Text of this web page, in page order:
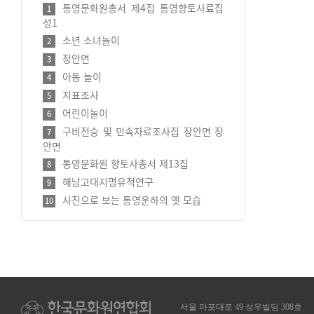
1
통영문화원총서 제4집 통영향토사료집
성1
2 소년 소녀놀이
3 장안면
4 아동 놀이
5 지표조사
6 어린이놀이
7
구비전승 및 민속자료조사집 장안면 장
안면
8 통영문화원 향토사총서 제13집
9 해남고대지명유적연구
10 사진으로 보는 통영운하의 옛 모습
서울 마포대로 49 성우빌딩 308호